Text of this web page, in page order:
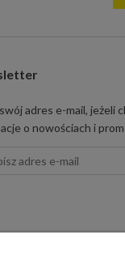
adres e-mail, jeżeli
o nowościach i